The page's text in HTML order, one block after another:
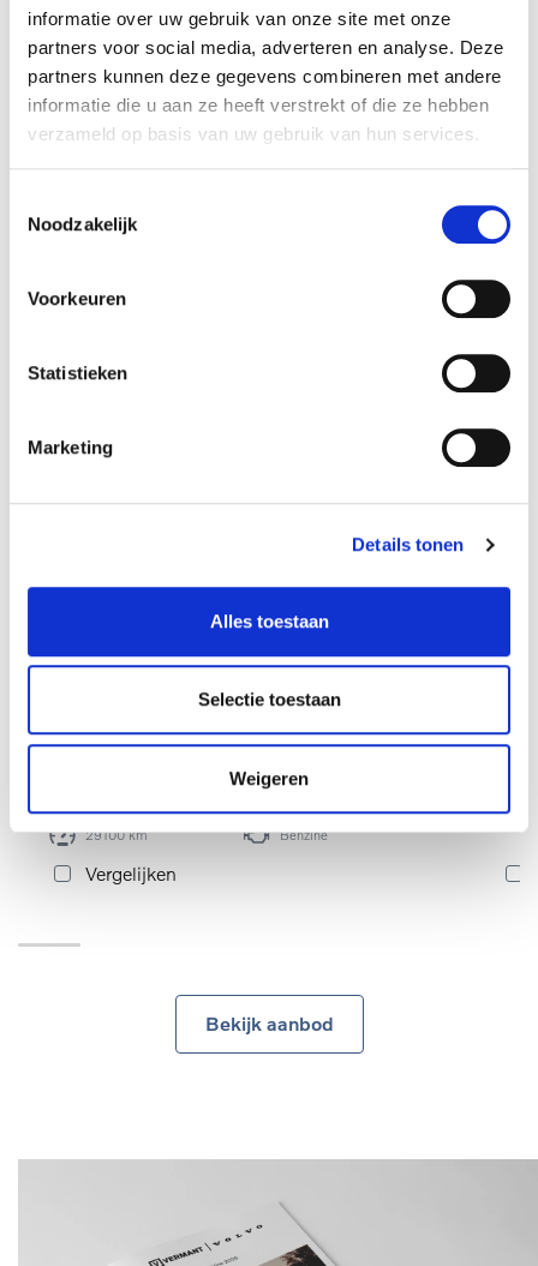
informatie over uw gebruik van onze site met onze
partners voor social media, adverteren en analyse. Deze
partners kunnen deze gegevens combineren met andere
informatie die u aan ze heeft verstrekt of die ze hebben
verzameld op basis van uw gebruik van hun services.
Noodzakelijk
Voorkeuren
Statistieken
Marketing
Details tonen
Alles toestaan
Selectie toestaan
Weigeren
Volvo's
€ 29.990
Benzine
29100 km Benzine
Vergelijken
Bekijk aanbod